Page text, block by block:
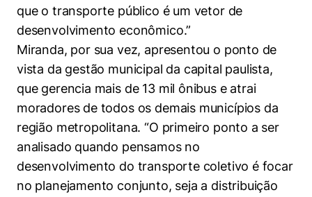
que o transporte público é um vetor de
desenvolvimento econômico.”
Miranda, por sua vez, apresentou o ponto de
vista da gestão municipal da capital paulista,
que gerencia mais de 13 mil ônibus e atrai
moradores de todos os demais municípios da
região metropolitana. “O primeiro ponto a ser
analisado quando pensamos no
desenvolvimento do transporte coletivo é focar
no planejamento conjunto, seja a distribuição